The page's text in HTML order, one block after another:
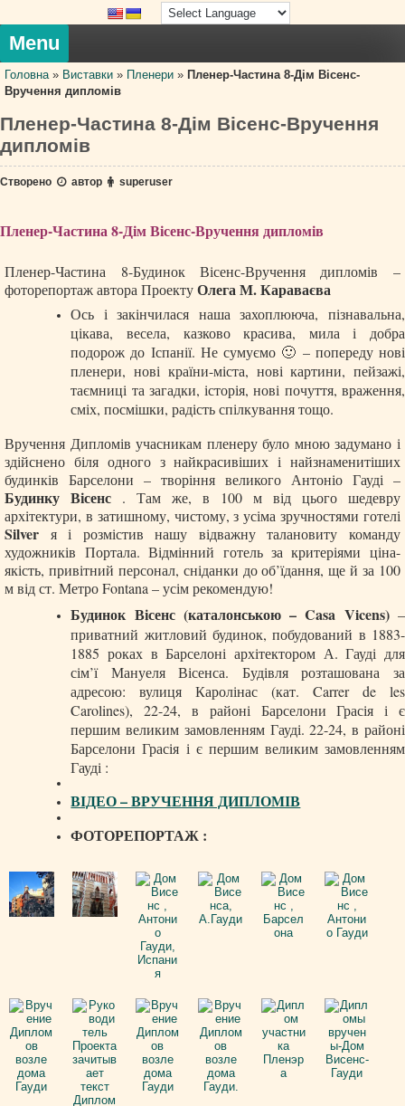
content
Menu
Головна» Виставки » Пленери » Пленер-Частина 8-Дім Вісенс-
Вручення дипломів
Пленер-Частина 8-Дім Вісенс-Вручення
дипломів
Створено автор superuser
Пленер-Частина 8-Дім Вісенс-Вручення дипломів
Пленер-Частина 8-Будинок Вісенс-Вручення дипломів –
фоторепортаж автора ПроектуОлега М. Караваєва
Ось і закінчилася наша захоплююча, пізнавальна,
цікава, весела, казково красива, мила і добра
подорож до Іспанії. Не сумуємо 🙂 – попереду нові
пленери, нові країни-міста, нові картини, пейзажі,
таємниці та загадки, історія, нові почуття, враження,
сміх, посмішки, радість спілкування тощо.
Вручення Дипломів учасникам пленеру було мною задумано і
здійснено біля одного з найкрасивіших і найзнаменитіших
будинків Барселони – творіння великого Антоніо Гауді –
Будинку Вісенс . Там же, в 100 м від цього шедевру
архітектури, в затишному, чистому, з усіма зручностями готелі
Silver я і розмістив нашу відважну талановиту команду
художників Портала. Відмінний готель за критеріями ціна-
якість, привітний персонал, сніданки до об’їдання, ще й за 100
м від ст. Метро Fontana – усім рекомендую!
Будинок Вісенс (каталонською –Casa Vicens)–
приватний житловий будинок, побудований в 1883-
1885 роках в Барселоні архітектором А. Гауді для
сім’ї Мануеля Вісенса. Будівля розташована за
адресою: вулиця Каролінас (кат.Carrer de les
Carolines), 22-24, в районі Барселони Грасія і є
першим великим замовленням Гауді.22-24, в районі
Барселони Грасія і є першим великим замовленням
Гауді :
ВІДЕО – ВРУЧЕННЯ ДИПЛОМІВ
ФОТОРЕПОРТАЖ :